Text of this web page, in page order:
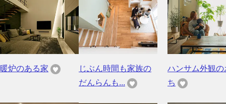
暖炉のある家
じぶん時間も家族の
だんらんも...
ハンサム外観の
ち